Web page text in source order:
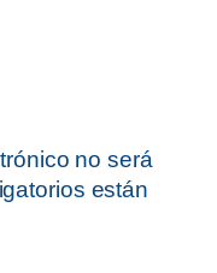
no será
están